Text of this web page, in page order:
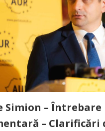
Simion – Întrebare
– Clarificări